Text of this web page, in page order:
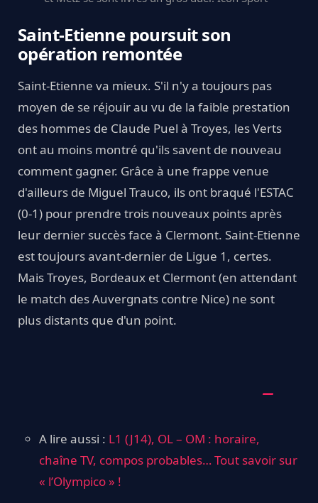
Saint-Etienne poursuit son
opération remontée
Saint-Etienne va mieux. S'il n'y a toujours pas
moyen de se réjouir au vu de la faible prestation
des hommes de Claude Puel à Troyes, les Verts
ont au moins montré qu'ils savent de nouveau
comment gagner. Grâce à une frappe venue
d'ailleurs de Miguel Trauco, ils ont braqué l'ESTAC
(0-1) pour prendre trois nouveaux points après
leur dernier succès face à Clermont. Saint-Etienne
est toujours avant-dernier de Ligue 1, certes.
Mais Troyes, Bordeaux et Clermont (en attendant
le match des Auvergnats contre Nice) ne sont
plus distants que d'un point.
A lire aussi : L1 (J14), OL – OM : horaire,
chaîne TV, compos probables… Tout savoir sur
« l’Olympico » !